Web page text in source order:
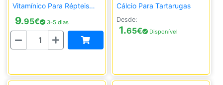
Vitamínico Para Répteis
Herbívoros
9.95€ 3-5 dias
Quantidade
Cálcio Para Tartarugas
Desde:
1.65€ Disponível